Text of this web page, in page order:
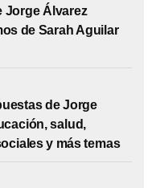
Jorge Álvarez
de Sarah Aguilar
de Jorge
salud,
y más temas